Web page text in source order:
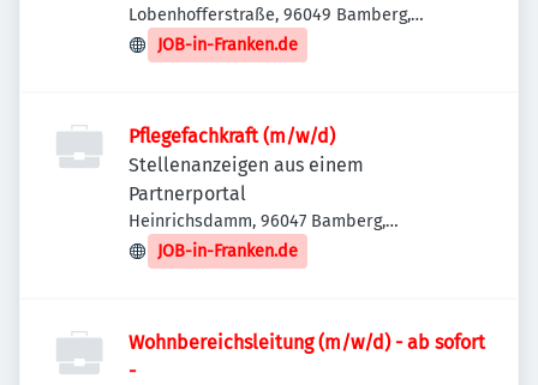
Lobenhofferstraße, 96049 Bamberg,
Deutschland
JOB-in-Franken.de
Pflegefachkraft (m/w/d)
Stellenanzeigen aus einem
Partnerportal
Heinrichsdamm, 96047 Bamberg,
Deutschland
JOB-in-Franken.de
Wohnbereichsleitung (m/w/d) - ab sofort
-